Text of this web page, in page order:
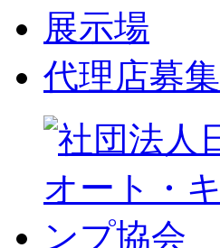
展示場
代理店募集